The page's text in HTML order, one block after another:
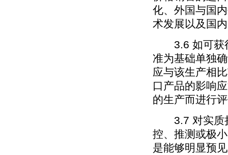
化、外国与国
术发展以及国
3.6 如可获得
准为基础单独
应与该生产相
口产品的影响
的生产而进行
3.7 对实质损
控、推测或极
是能够明显预